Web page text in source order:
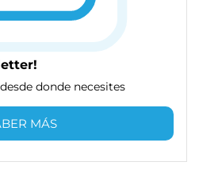
donde necesites
MÁS